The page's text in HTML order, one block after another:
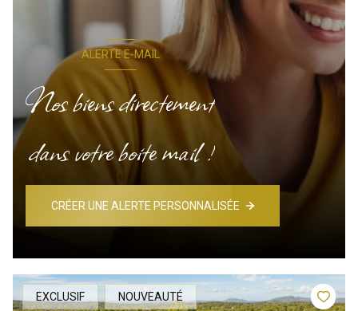
ALERTE E-MAIL
Nos biens directement
dans votre boite mail !
CRÉER UNE ALERTE PERSONNALISÉE
EXCLUSIF NOUVEAUTÉ